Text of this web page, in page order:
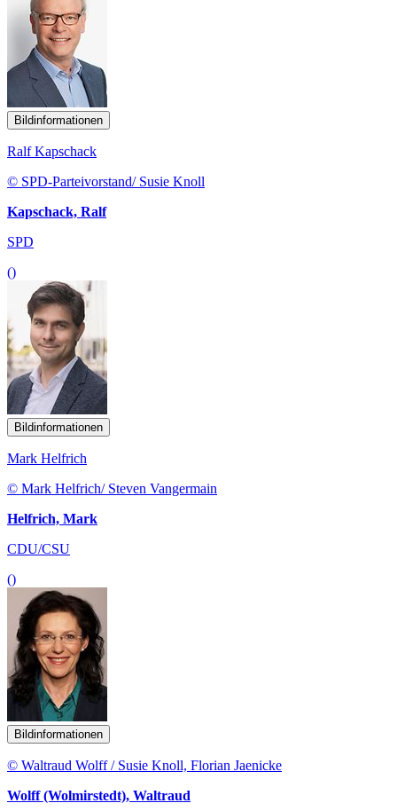
Bildinformationen
Ralf Kapschack
© SPD-Parteivorstand/ Susie Knoll
Kapschack, Ralf
SPD
()
Bildinformationen
Mark Helfrich
© Mark Helfrich/ Steven Vangermain
Helfrich, Mark
CDU/CSU
()
Bildinformationen
© Waltraud Wolff / Susie Knoll, Florian Jaenicke
Wolff (Wolmirstedt), Waltraud